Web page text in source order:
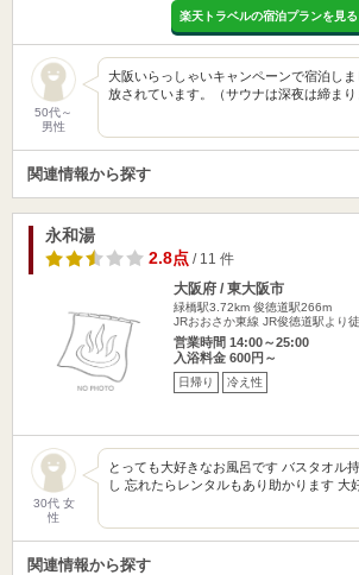
楽天トラベルの宿泊プランを見る
50代～
男性
大阪いらっしゃいキャンペーンで宿泊し
放されています。（サウナは深夜は締ま
関連情報から探す
永和湯
2.8点/ 11 件
大阪府 / 東大阪市
緑橋駅3.72km 俊徳道駅266m
JRおおさか東線 JR俊徳道駅より
営業時間 14:00～25:00
入浴料金 600円～
日帰り 冷え性
30代 女
性
とっても大好きなお風呂です バスタオル
し 忘れたらレンタルもあり助かります 大
関連情報から探す